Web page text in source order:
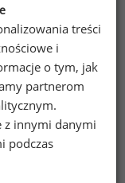
94%
Mężczyźni
265
treści
i
o tym, jak
partnerom
z innymi danymi
podczas